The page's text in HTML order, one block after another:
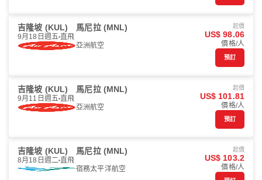
吉隆坡 (KUL) 馬尼拉 (MNL)
9月18日週五 直飛
亞洲航空
起價
US$ 98.06
價格/人
預訂
吉隆坡 (KUL) 馬尼拉 (MNL)
9月11日週五 直飛
亞洲航空
起價
US$ 101.81
價格/人
預訂
吉隆坡 (KUL) 馬尼拉 (MNL)
8月18日週二 直飛
宿務太平洋航空
起價
US$ 103.2
價格/人